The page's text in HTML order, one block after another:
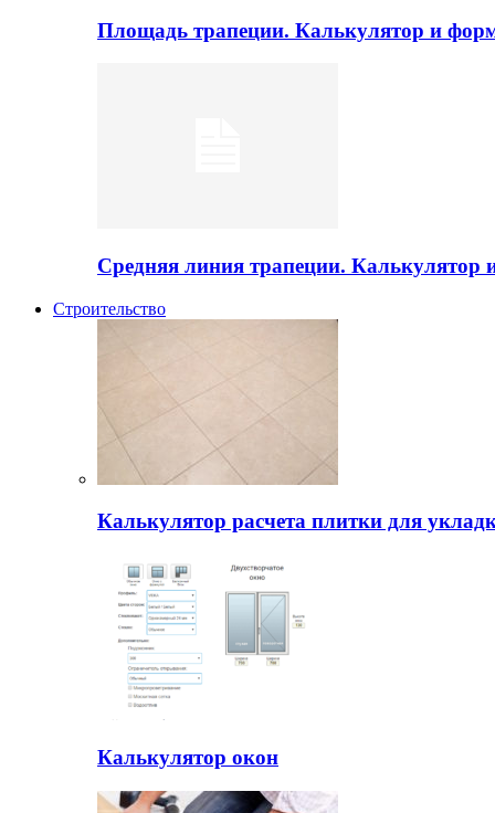
Площадь трапеции. Калькулятор и
Средняя линия трапеции.
Строительство
Калькулятор расчета плитки для
Калькулятор окон